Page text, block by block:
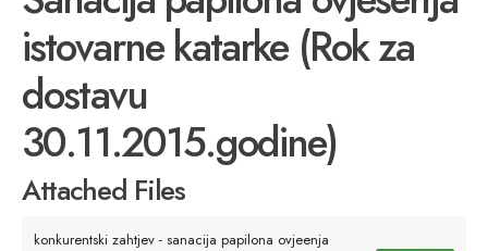
istovarne katarke (Rok za
dostavu
30.11.2015.godine)
Attached Files
konkurentski zahtjev - sanacija papilona ovjeenja